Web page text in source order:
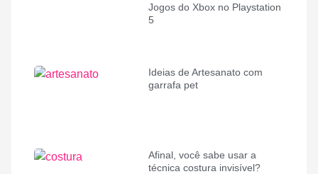
Jogos do Xbox no Playstation
5
Ideias de Artesanato com
garrafa pet
Afinal, você sabe usar a
técnica costura invisível?